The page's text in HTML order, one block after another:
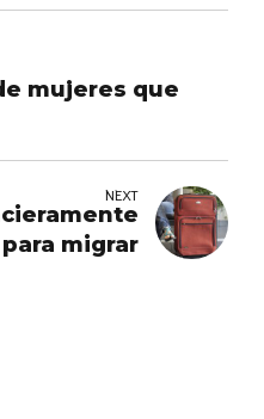
mujeres que
NEXT
para migrar